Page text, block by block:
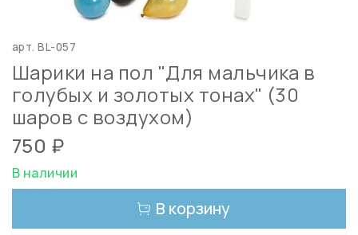
арт.BL-057
Шарики на пол "Для мальчика в
голубых и золотых тонах" (30
шаров с воздухом)
750 ₽
В наличии
В корзину